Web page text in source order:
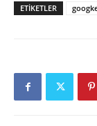
ETIKETLER